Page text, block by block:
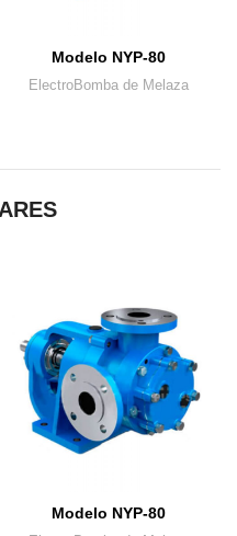
Modelo NYP-80
ElectroBomba de Melaza
Modelo NYP-80